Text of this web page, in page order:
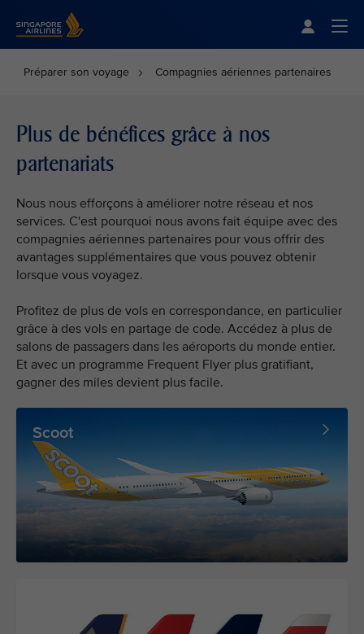
Préparer son voyage Compagnies aériennes partenaires
Plus de bénéfices grâce à nos
partenariats
Nous nous efforçons à améliorer notre réseau et nos
services. C'est pourquoi nous avons fait équipe avec des
compagnies aériennes partenaires pour vous offrir des
avantages supplémentaires que vous pouvez obtenir
lorsque vous voyagez.
Profitez de plus de vols en correspondance, en particulier
grâce à des vols en partage de code. Accédez à plus de
salons de passagers dans les aéroports du monde entier.
Et avec un programme Frequent Flyer plus gratifiant,
gagner des miles devient plus facile.
Scoot